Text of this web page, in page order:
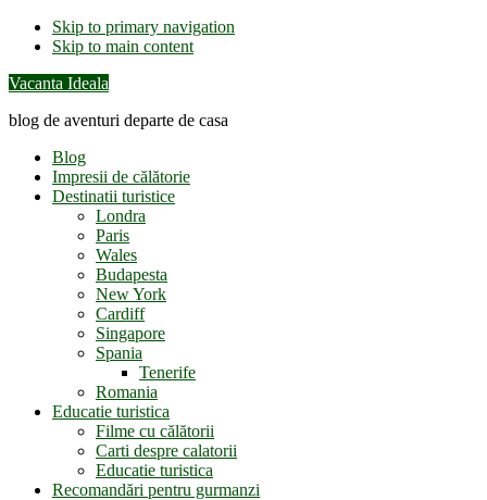
Skip to primary navigation
Skip to main content
Vacanta Ideala
blog de aventuri departe de casa
Blog
Impresii de călătorie
Destinatii turistice
Londra
Paris
Wales
Budapesta
New York
Cardiff
Singapore
Spania
Tenerife
Romania
Educatie turistica
Filme cu călătorii
Carti despre calatorii
Educatie turistica
Recomandări pentru gurmanzi